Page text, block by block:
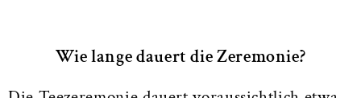
Wie lange dauert die Zeremonie?